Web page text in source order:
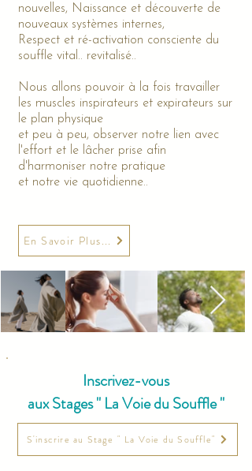
nouvelles, Naissance et découverte de
nouveaux systèmes internes,
Respect et ré-activation consciente du
souffle vital.. revitalisé..
Nous allons pouvoir à la fois travailler
les muscles inspirateurs et expirateurs sur
le plan physique
et peu à peu, observer notre lien avec
l'effort et le lâcher prise afin
d'harmoniser notre pratique
et notre vie quotidienne..
En Savoir Plus...
Inscrivez-vous
aux Stages " La Voie du Souffle "​
S'inscrire au Stage " La Voie du Souffle"